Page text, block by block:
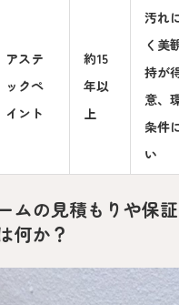
アステ
ックペ
イント
約15
年以
上
汚れ
く美
持が
意、
条件
い
ムの見積もりや保
何か？